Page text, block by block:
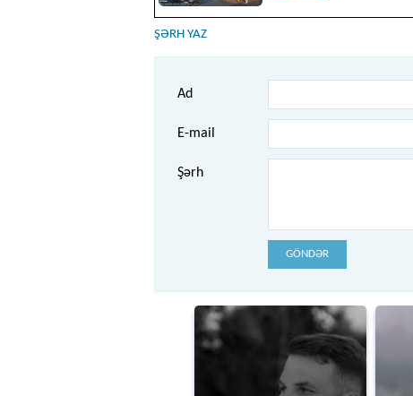
ŞƏRH YAZ
Ad
E-mail
Şərh
GÖNDƏR